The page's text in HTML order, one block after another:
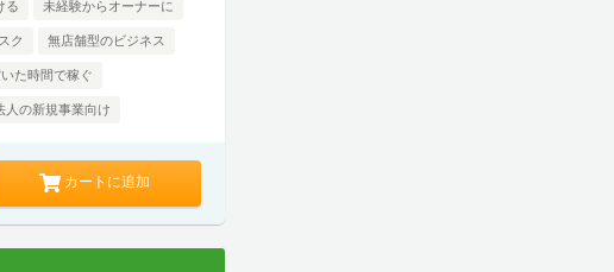
る 未経験からオーナーに
ク 無店舗型のビジネス
た時間で稼ぐ
人の新規事業向け
カートに追加